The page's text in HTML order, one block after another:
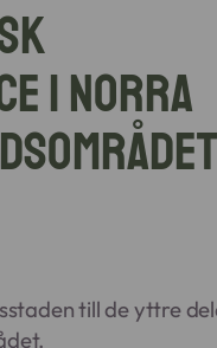
i Norra
till de yttre